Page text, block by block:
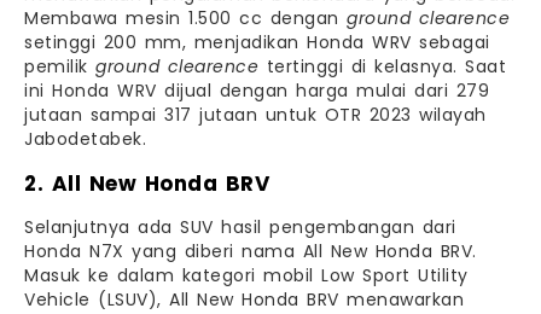
Membawa mesin 1.500 cc dengan ground clearence
setinggi 200 mm, menjadikan Honda WRV sebagai
pemilik ground clearence tertinggi di kelasnya. Saat
ini Honda WRV dijual dengan harga mulai dari 279
jutaan sampai 317 jutaan untuk OTR 2023 wilayah
Jabodetabek.
2. All New Honda BRV
Selanjutnya ada SUV hasil pengembangan dari
Honda N7X yang diberi nama All New Honda BRV.
Masuk ke dalam kategori mobil Low Sport Utility
Vehicle (LSUV), All New Honda BRV menawarkan